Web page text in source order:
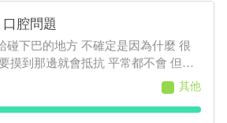
腔問題
碰下巴的地方 不確定是因為什麼 很
摸到那邊就會抵抗 平常都不會 但確
下巴嘴巴無其他外傷 但之前有牙結石
是因為那個小腫塊還是牙齒不舒服或
題
其他